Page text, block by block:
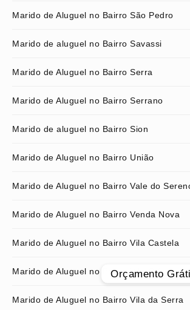
Marido de Aluguel no Bairro São Pedro
Marido de aluguel no Bairro Savassi
Marido de Aluguel no Bairro Serra
Marido de Aluguel no Bairro Serrano
Marido de aluguel no Bairro Sion
Marido de Aluguel no Bairro União
Marido de Aluguel no Bairro Vale do
Marido de Aluguel no Bairro Venda Nova
Marido de Aluguel no Bairro Vila Castela
Marido de Aluguel no Bairro Vila Clóris
Marido de Aluguel no Bairro Vila da Serra
Orçamento